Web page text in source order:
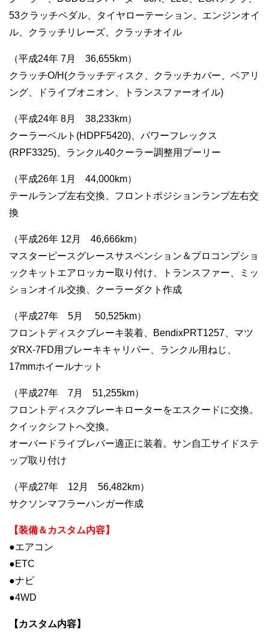
53クラッチペダル、タイヤローテーション、エンジンオイ
ル、クラッチリレーズ、クラッチオイル
（平成24年 7月 36,655km）
クラッチO/H(クラッチディスク、クラッチカバー、ベアリ
ング、ドライブオニオン、トランスファーオイル)
（平成24年 8月 38,233km）
クーラーベルト(HDPF5420)、パワーフレックス
(RPF3325)、ランクル40クーラー調整用プーリー
（平成26年 1月 44,000km）
テールランプ左右交換、フロントポジションランプ左右交
換
（平成26年 12月 46,666km）
マスターピースグレースサスペンション＆プロコンプショ
ックキットエアロッカー取り付け、トランスファー、ミッ
ションオイル交換、クーラーダクト作成
（平成27年 5月 50,525km）
フロントディスクブレーキ装着、BendixPRT1257、マツ
ダRX-7FD用ブレーキキャリパー、ランクル用ねじ、
17mmホイールナット
（平成27年 7月 51,255km）
フロントディスクブレーキローターをエスクードに交換。
クイックシフトへ交換。
オーバードライブレバー適正に装着。サン自工サイドステ
ップ取り付け
（平成27年 12月 56,482km）
サクソンマフラーハンガー作成
【装備＆カスタム内容】
●エアコン
●ETC
●ナビ
●4WD
【カスタム内容】